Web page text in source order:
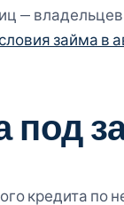
—
займа в
кредита по